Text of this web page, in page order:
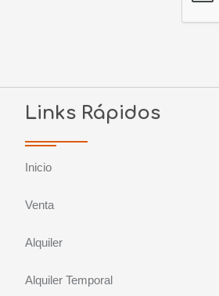
Links Rápidos
Inicio
Venta
Alquiler
Alquiler Temporal